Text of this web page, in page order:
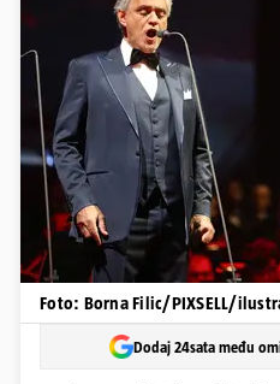
Foto: Borna Filic/PIXSELL/
Dodaj 24sata među